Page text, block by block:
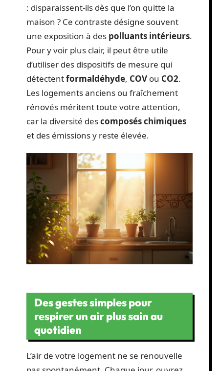
: disparaissent-ils dès que l’on quitte la
maison ? Ce contraste désigne souvent
une exposition à des polluants intérieurs.
Pour y voir plus clair, il peut être utile
d’utiliser des dispositifs de mesure qui
détectentformaldéhyde, COV ou CO2.
Les logements anciens ou fraîchement
rénovés méritent toute votre attention,
car la diversité descomposés chimiques
et des émissions y reste élevée.
Des gestes simples pour
respirer un air plus sain au
quotidien
L’air de votre logement ne se renouvelle